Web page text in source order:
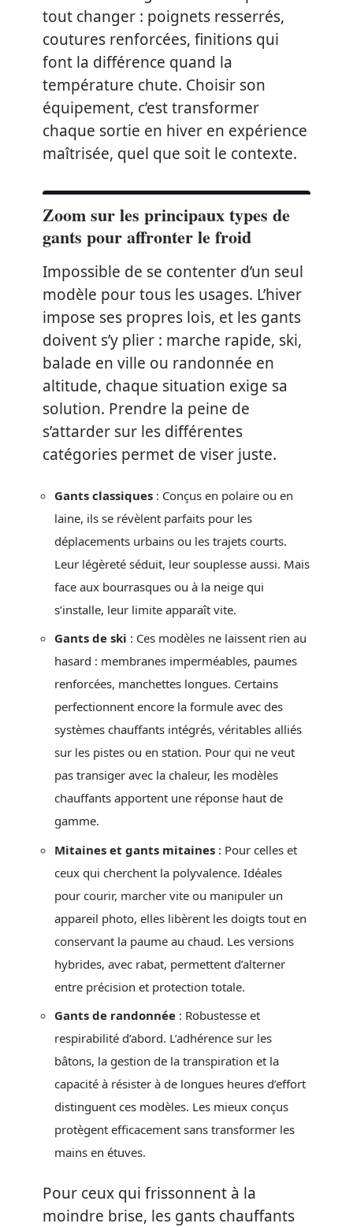
tout changer : poignets resserrés,
coutures renforcées, finitions qui
font la différence quand la
température chute. Choisir son
équipement, c’est transformer
chaque sortie en hiver en expérience
maîtrisée, quel que soit le contexte.
Zoom sur les principaux types de
gants pour affronter le froid
Impossible de se contenter d’un seul
modèle pour tous les usages. L’hiver
impose ses propres lois, et les gants
doivent s’y plier : marche rapide, ski,
balade en ville ou randonnée en
altitude, chaque situation exige sa
solution. Prendre la peine de
s’attarder sur les différentes
catégories permet de viser juste.
Gants classiques : Conçus en polaire ou en
laine, ils se révèlent parfaits pour les
déplacements urbains ou les trajets courts.
Leur légèreté séduit, leur souplesse aussi. Mais
face aux bourrasques ou à la neige qui
s’installe, leur limite apparaît vite.
Gants de ski : Ces modèles ne laissent rien au
hasard : membranes imperméables, paumes
renforcées, manchettes longues. Certains
perfectionnent encore la formule avec des
systèmes chauffants intégrés, véritables alliés
sur les pistes ou en station. Pour qui ne veut
pas transiger avec la chaleur, les modèles
chauffants apportent une réponse haut de
gamme.
Mitaines et gants mitaines : Pour celles et
ceux qui cherchent la polyvalence. Idéales
pour courir, marcher vite ou manipuler un
appareil photo, elles libèrent les doigts tout en
conservant la paume au chaud. Les versions
hybrides, avec rabat, permettent d’alterner
entre précision et protection totale.
Gants de randonnée : Robustesse et
respirabilité d’abord. L’adhérence sur les
bâtons, la gestion de la transpiration et la
capacité à résister à de longues heures d’effort
distinguent ces modèles. Les mieux conçus
protègent efficacement sans transformer les
mains en étuves.
Pour ceux qui frissonnent à la
moindre brise, les gants chauffants